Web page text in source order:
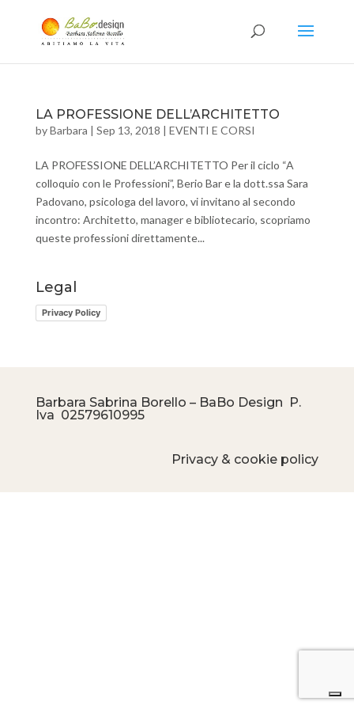
LA PROFESSIONE DELL’ARCHITETTO
byBarbara | Sep 13, 2018 | EVENTI E CORSI
LA PROFESSIONE DELL’ARCHITETTO Per il ciclo “A
colloquio con le Professioni”, Berio Bar e la dott.ssa Sara
Padovano, psicologa del lavoro, vi invitano al secondo
incontro: Architetto, manager e bibliotecario, scopriamo
queste professioni direttamente...
Legal
Privacy Policy
Barbara Sabrina Borello – BaBo Design P.
Iva 02579610995
Privacy & cookie policy